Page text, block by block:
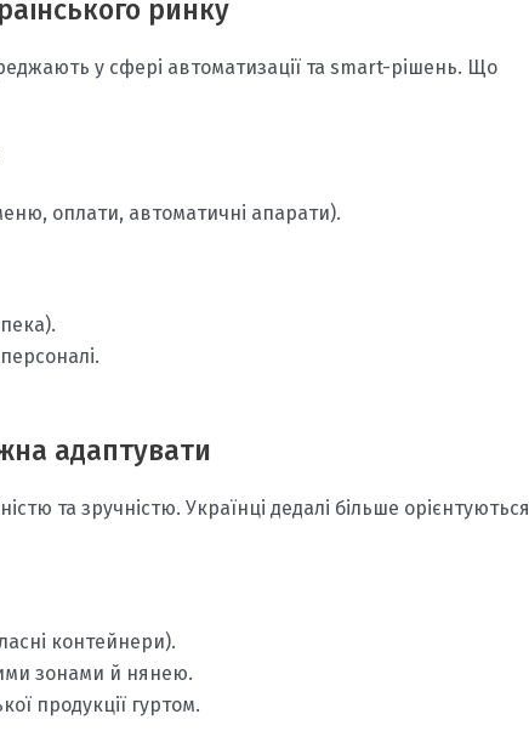
ринку
у сфері автоматизації та smart-рішень. Що
оплати, автоматичні апарати).
адаптувати
та зручністю. Українці дедалі більше орієнтуються
контейнери).
зонами й нянею.
продукції гуртом.